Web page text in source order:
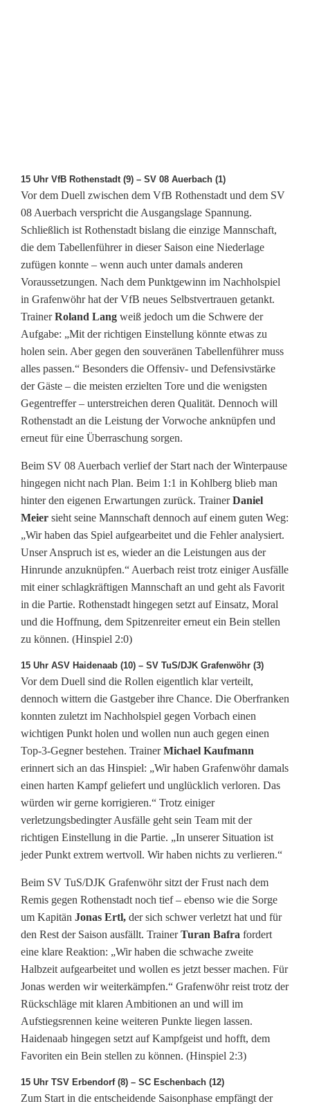
15 Uhr VfB Rothenstadt (9) – SV 08 Auerbach (1)
Vor dem Duell zwischen dem VfB Rothenstadt und dem SV
08 Auerbach verspricht die Ausgangslage Spannung.
Schließlich ist Rothenstadt bislang die einzige Mannschaft,
die dem Tabellenführer in dieser Saison eine Niederlage
zufügen konnte – wenn auch unter damals anderen
Voraussetzungen. Nach dem Punktgewinn im Nachholspiel
in Grafenwöhr hat der VfB neues Selbstvertrauen getankt.
TrainerRoland Lang weiß jedoch um die Schwere der
Aufgabe: „Mit der richtigen Einstellung könnte etwas zu
holen sein. Aber gegen den souveränen Tabellenführer muss
alles passen.“ Besonders die Offensiv- und Defensivstärke
der Gäste – die meisten erzielten Tore und die wenigsten
Gegentreffer – unterstreichen deren Qualität. Dennoch will
Rothenstadt an die Leistung der Vorwoche anknüpfen und
erneut für eine Überraschung sorgen.
Beim SV 08 Auerbach verlief der Start nach der Winterpause
hingegen nicht nach Plan. Beim 1:1 in Kohlberg blieb man
hinter den eigenen Erwartungen zurück. TrainerDaniel
Meier sieht seine Mannschaft dennoch auf einem guten Weg:
„Wir haben das Spiel aufgearbeitet und die Fehler analysiert.
Unser Anspruch ist es, wieder an die Leistungen aus der
Hinrunde anzuknüpfen.“ Auerbach reist trotz einiger Ausfälle
mit einer schlagkräftigen Mannschaft an und geht als Favorit
in die Partie. Rothenstadt hingegen setzt auf Einsatz, Moral
und die Hoffnung, dem Spitzenreiter erneut ein Bein stellen
zu können. (Hinspiel 2:0)
15 Uhr ASV Haidenaab (10) – SV TuS/DJK Grafenwöhr (3)
Vor dem Duell sind die Rollen eigentlich klar verteilt,
dennoch wittern die Gastgeber ihre Chance. Die Oberfranken
konnten zuletzt im Nachholspiel gegen Vorbach einen
wichtigen Punkt holen und wollen nun auch gegen einen
Top-3-Gegner bestehen. TrainerMichael Kaufmann
erinnert sich an das Hinspiel: „Wir haben Grafenwöhr damals
einen harten Kampf geliefert und unglücklich verloren. Das
würden wir gerne korrigieren.“ Trotz einiger
verletzungsbedingter Ausfälle geht sein Team mit der
richtigen Einstellung in die Partie. „In unserer Situation ist
jeder Punkt extrem wertvoll. Wir haben nichts zu verlieren.“
Beim SV TuS/DJK Grafenwöhr sitzt der Frust nach dem
Remis gegen Rothenstadt noch tief – ebenso wie die Sorge
um Kapitän Jonas Ertl, der sich schwer verletzt hat und für
den Rest der Saison ausfällt. TrainerTuran Bafra fordert
eine klare Reaktion: „Wir haben die schwache zweite
Halbzeit aufgearbeitet und wollen es jetzt besser machen. Für
Jonas werden wir weiterkämpfen.“ Grafenwöhr reist trotz der
Rückschläge mit klaren Ambitionen an und will im
Aufstiegsrennen keine weiteren Punkte liegen lassen.
Haidenaab hingegen setzt auf Kampfgeist und hofft, dem
Favoriten ein Bein stellen zu können. (Hinspiel 2:3)
15 Uhr TSV Erbendorf (8) – SC Eschenbach (12)
Zum Start in die entscheidende Saisonphase empfängt der